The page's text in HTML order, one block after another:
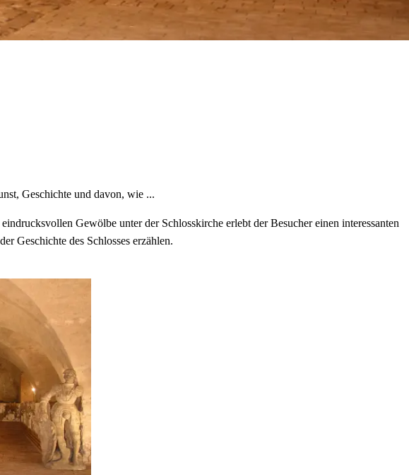
Geschichte und davon, wie ...
Gewölbe unter der Schlosskirche erlebt der Besucher einen interessanten
Geschichte des Schlosses erzählen.